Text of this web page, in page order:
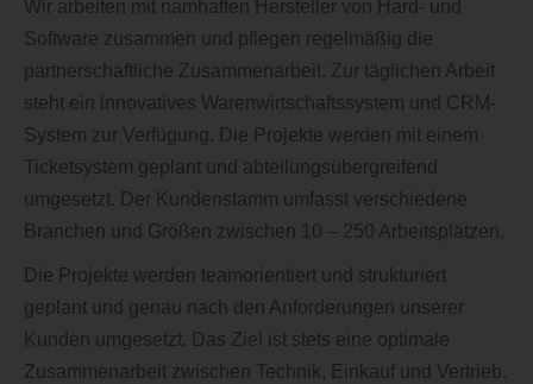
Wir arbeiten mit namhaften Hersteller von Hard- und
Software zusammen und pflegen regelmäßig die
partnerschaftliche Zusammenarbeit. Zur täglichen Arbeit
steht ein innovatives Warenwirtschaftssystem und CRM-
System zur Verfügung. Die Projekte werden mit einem
Ticketsystem geplant und abteilungsübergreifend
umgesetzt. Der Kundenstamm umfasst verschiedene
Branchen und Größen zwischen 10 – 250 Arbeitsplätzen.
Die Projekte werden teamorientiert und strukturiert
geplant und genau nach den Anforderungen unserer
Kunden umgesetzt. Das Ziel ist stets eine optimale
Zusammenarbeit zwischen Technik, Einkauf und Vertrieb.